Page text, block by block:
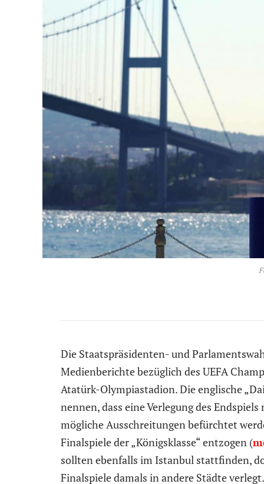
Die Staatspräsidenten- und
Medienberichte bezüglich des UEFA
Atatürk-Olympiastadion. Die englische
nennen, dass eine Verlegung des
mögliche Ausschreitungen befürchtet
Finalspiele der „Königsklasse“ entzogen (
sollten ebenfalls im Istanbul stattfinden,
Finalspiele damals in andere Städte